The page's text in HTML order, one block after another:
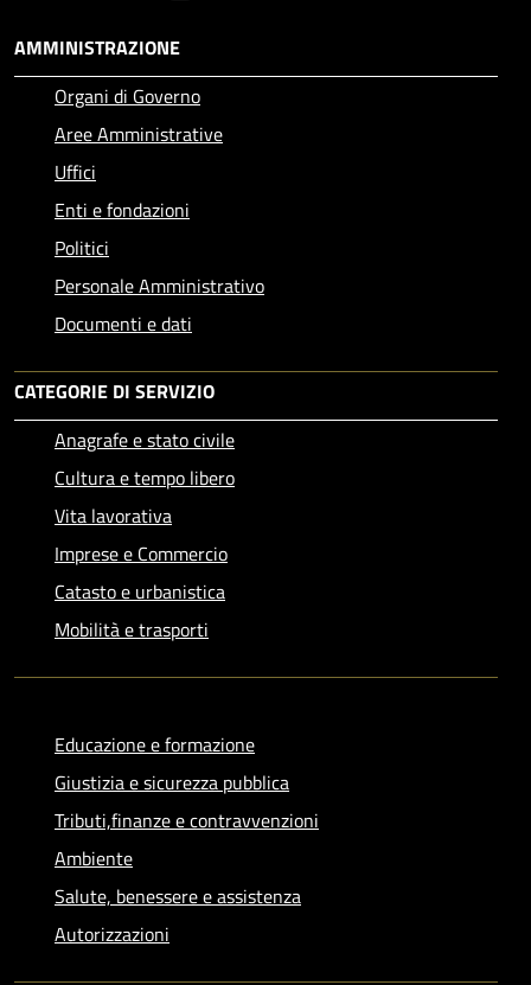
AMMINISTRAZIONE
Organi di Governo
Aree Amministrative
Uffici
Enti e fondazioni
Politici
Personale Amministrativo
Documenti e dati
CATEGORIE DI SERVIZIO
Anagrafe e stato civile
Cultura e tempo libero
Vita lavorativa
Imprese e Commercio
Catasto e urbanistica
Mobilità e trasporti
Educazione e formazione
Giustizia e sicurezza pubblica
Tributi,finanze e contravvenzioni
Ambiente
Salute, benessere e assistenza
Autorizzazioni